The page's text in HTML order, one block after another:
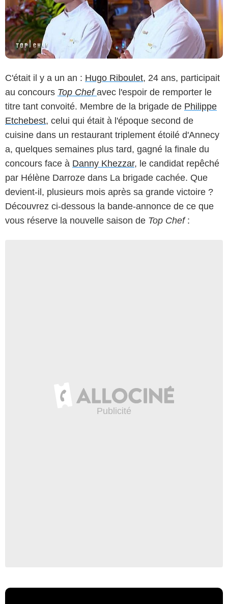
C'était il y a un an : Hugo Riboulet, 24 ans, participait
au concours Top Chefavec l'espoir de remporter le
titre tant convoité. Membre de la brigade de Philippe
Etchebest, celui qui était à l'époque second de
cuisine dans un restaurant triplement étoilé d'Annecy
a, quelques semaines plus tard, gagné la finale du
concours face à Danny Khezzar, le candidat repêché
par Hélène Darroze dans La brigade cachée. Que
devient-il, plusieurs mois après sa grande victoire ?
Découvrez ci-dessous la bande-annonce de ce que
vous réserve la nouvelle saison de Top Chef :